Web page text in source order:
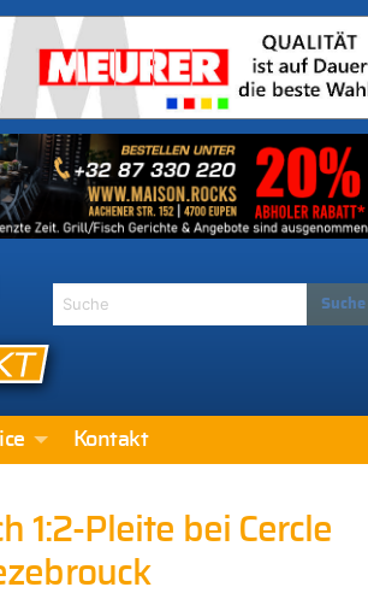
Kontakt
1:2-Pleite bei Cercle